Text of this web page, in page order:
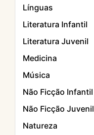
Línguas
Literatura Infantil
Literatura Juvenil
Medicina
Música
Não Ficção Infantil
Não Ficção Juvenil
Natureza